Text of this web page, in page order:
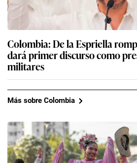
Colombia: De la Espriella
dará primer discurso como
militares
Más sobre Colombia